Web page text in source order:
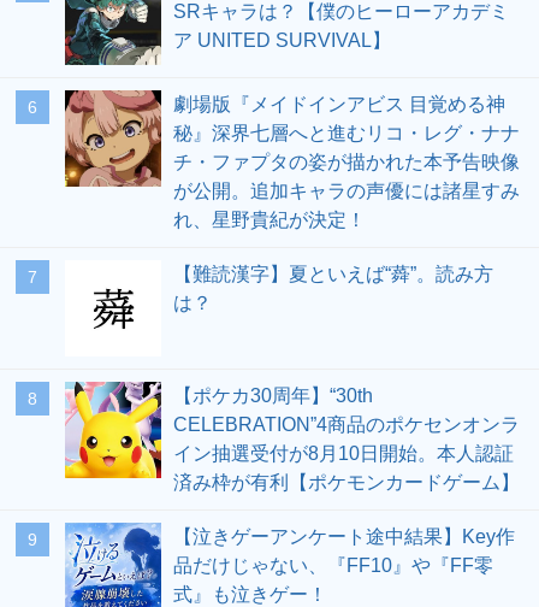
SRキャラは？【僕のヒーローアカデミ
ア UNITED SURVIVAL】
6
劇場版『メイドインアビス 目覚める神
秘』深界七層へと進むリコ・レグ・ナナ
チ・ファプタの姿が描かれた本予告映像
が公開。追加キャラの声優には諸星すみ
れ、星野貴紀が決定！
7
【難読漢字】夏といえば“蕣”。読み方
は？
8
【ポケカ30周年】“30th
CELEBRATION”4商品のポケセンオンラ
イン抽選受付が8月10日開始。本人認証
済み枠が有利【ポケモンカードゲーム】
9
【泣きゲーアンケート途中結果】Key作
品だけじゃない、『FF10』や『FF零
式』も泣きゲー！